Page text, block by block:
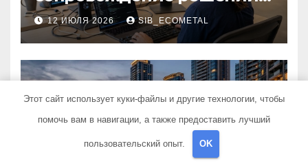
на платформе 1С
12 ИЮЛЯ 2026 SIB_ECOMETAL
Обзор жилого комплекса
Шагал на набережной
Этот сайт использует куки-файлы и другие технологии, чтобы
помочь вам в навигации, а также предоставить лучший
пользовательский опыт. OK